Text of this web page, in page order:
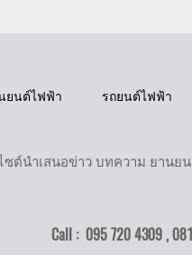
ยนต์ไฟฟ้า รถยนต์ไฟฟ้า
ไซต์นำเสนอข่าว บทความ ยา
Call : 095 720 4309 ,